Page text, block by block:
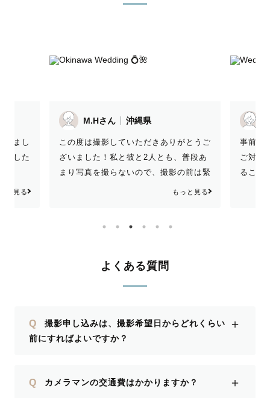
とうご
段あ
ゆきこ
にお願
りがと
と見る
k.uさん 沖縄県
事前のご連絡の段階から、とても丁寧に
ご対応してくださり安心して当日を迎え
ることができました！ 子どもたちの自
然な笑顔を引き出し、要望に沿ったシチ
差しの中、たけさんの明るい笑顔と優し
す✨ また石垣島で撮影をする際はたけ
さんにお願いしたいです。 この度は本
もっと見る
う！！
誰より
た！撮
よくある質問
Q
撮影申し込みは、撮影希望日からどれくらい
前にすればよいですか？
＋
Q カメラマンの交通費はかかりますか？ ＋